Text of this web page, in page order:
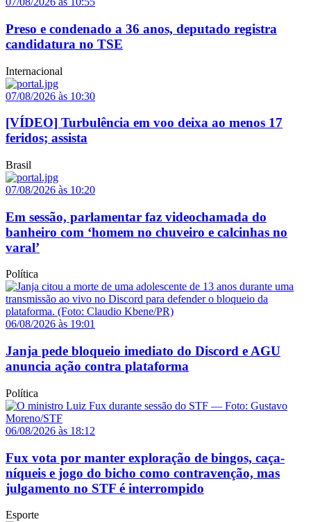
Preso e condenado a 36 anos, deputado registra
candidatura no TSE
Internacional
07/08/2026 às 10:30
[VÍDEO] Turbulência em voo deixa ao menos 17
feridos; assista
Brasil
07/08/2026 às 10:20
Em sessão, parlamentar faz videochamada do
banheiro com ‘homem no chuveiro e calcinhas no
varal’
Política
06/08/2026 às 19:01
Janja pede bloqueio imediato do Discord e AGU
anuncia ação contra plataforma
Política
06/08/2026 às 18:12
Fux vota por manter exploração de bingos, caça-
níqueis e jogo do bicho como contravenção, mas
julgamento no STF é interrompido
Esporte